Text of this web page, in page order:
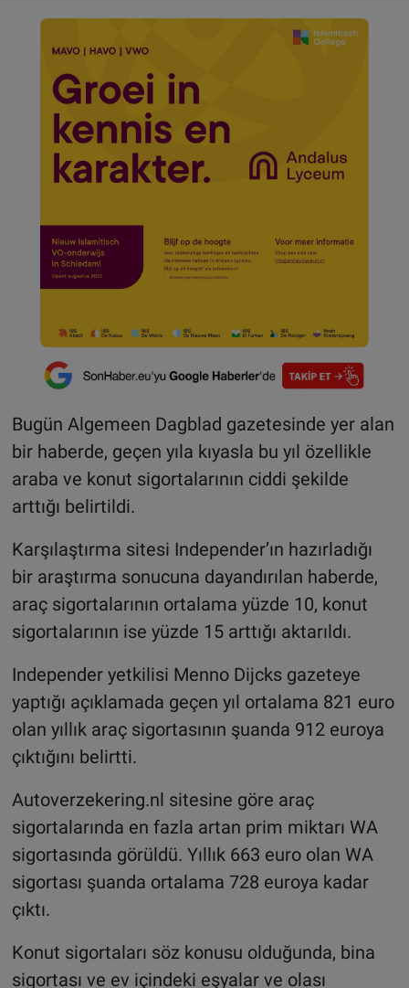
Bugün Algemeen Dagblad gazetesinde yer alan
bir haberde, geçen yıla kıyasla bu yıl özellikle
araba ve konut sigortalarının ciddi şekilde
arttığı belirtildi.
Karşılaştırma sitesi Independer’ın hazırladığı
bir araştırma sonucuna dayandırılan haberde,
araç sigortalarının ortalama yüzde 10, konut
sigortalarının ise yüzde 15 arttığı aktarıldı.
Independer yetkilisi Menno Dijcks gazeteye
yaptığı açıklamada geçen yıl ortalama 821 euro
olan yıllık araç sigortasının şuanda 912 euroya
çıktığını belirtti.
Autoverzekering.nl sitesine göre araç
sigortalarında en fazla artan prim miktarı WA
sigortasında görüldü. Yıllık 663 euro olan WA
sigortası şuanda ortalama 728 euroya kadar
çıktı.
Konut sigortaları söz konusu olduğunda, bina
sigortası ve ev içindeki eşyalar ve olası